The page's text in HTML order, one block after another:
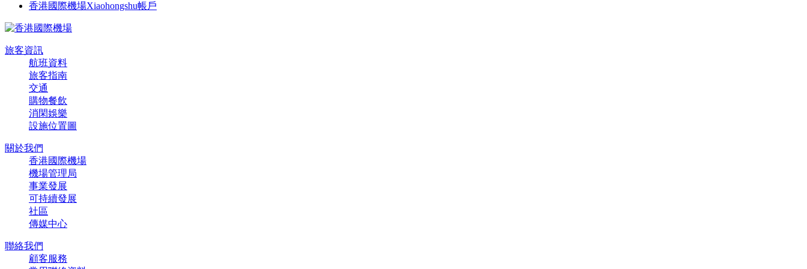
香港國際機場Xiaohongshu帳戶
旅客資訊
航班資料
旅客指南
交通
購物餐飲
消閑娛樂
設施位置圖
關於我們
香港國際機場
機場管理局
事業發展
可持續發展
社區
傳媒中心
聯絡我們
顧客服務